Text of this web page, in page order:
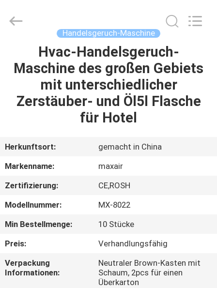
PRODUKTE
FABRIK-
QUALITÄTSKONTROLLE
TRETEN
SIE
MIT
Handelsgeruch-Maschine
Hvac-Handelsgeruch-
Maschine des großen Gebiets
mit unterschiedlicher
Zerstäuber- und Öl5l Flasche
für Hotel
Herkunftsort:
gemacht in China
Markenname:
maxair
Zertifizierung:
CE,ROSH
Modellnummer:
MX-8022
Min Bestellmenge:
10 Stücke
Preis:
Verhandlungsfähig
Verpackung
Informationen:
Neutraler Brown-Kasten mit
Schaum, 2pcs für einen
Überkarton